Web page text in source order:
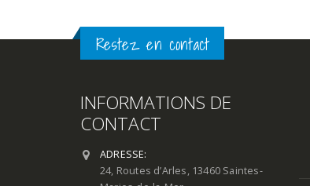
Restez en contact
INFORMATIONS DE
CONTACT
ADRESSE:
24, Routes d’Arles, 13460 Saintes-